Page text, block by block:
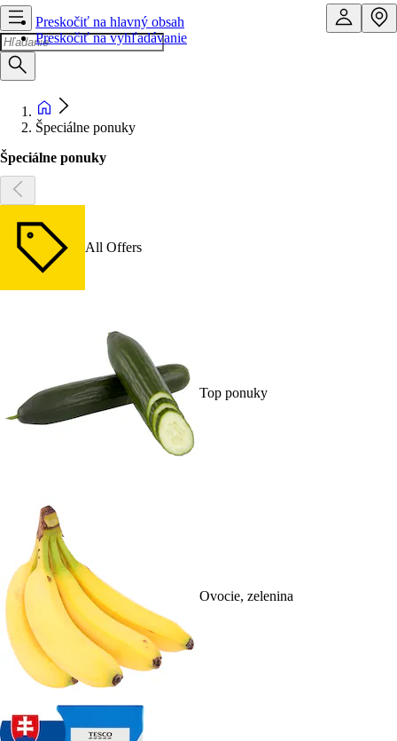
Preskočiť na hlavný obsah
Preskočiť na vyhľadávanie
Špeciálne ponuky
Špeciálne ponuky
All Offers
Top ponuky
Ovocie, zelenina